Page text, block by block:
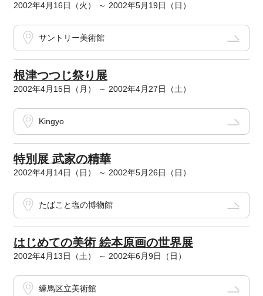
2002年4月16日（火） ～ 2002年5月19日（日）
サントリー美術館
根津つつじ祭り展
2002年4月15日（月） ～ 2002年4月27日（土）
Kingyo
特別展 武家の精華
2002年4月14日（日） ～ 2002年5月26日（日）
たばこと塩の博物館
はじめての美術 絵本原画の世界展
2002年4月13日（土） ～ 2002年6月9日（日）
練馬区立美術館